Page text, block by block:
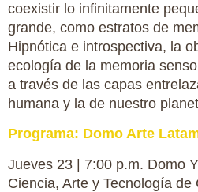
coexistir lo infinitamente
grande, como estratos de
Hipnótica e introspectiva, la
ecología de la memoria
a través de las capas
humana y la de nuestro
Programa: Domo Arte
Jueves 23 | 7:00 p.m. Domo
Ciencia, Arte y Tecnología de